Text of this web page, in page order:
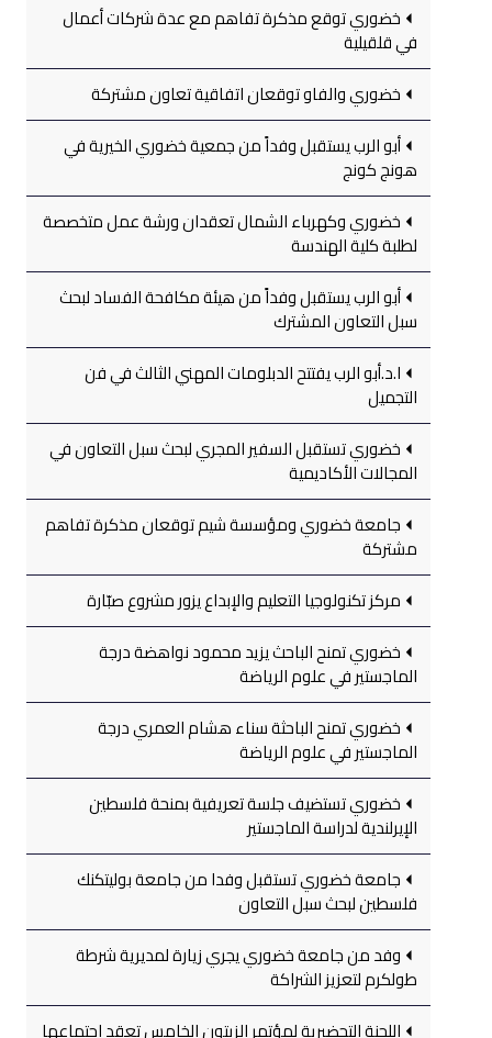
خضوري توقع مذكرة تفاهم مع عدة شركات أعمال
في قلقيلية
خضوري والفاو توقعان اتفاقية تعاون مشتركة
أبو الرب يستقبل وفداً من جمعية خضوري الخيرية في
هونج كونج
خضوري وكهرباء الشمال تعقدان ورشة عمل متخصصة
لطلبة كلية الهندسة
أبو الرب يستقبل وفداً من هيئة مكافحة الفساد لبحث
سبل التعاون المشترك
ا.د.أبو الرب يفتتح الدبلومات المهني الثالث في فن
التجميل
خضوري تستقبل السفير المجري لبحث سبل التعاون في
المجالات الأكاديمية
جامعة خضوري ومؤسسة شيم توقعان مذكرة تفاهم
مشتركة
مركز تكنولوجيا التعليم والإبداع يزور مشروع صبّارة
خضوري تمنح الباحث يزيد محمود نواهضة درجة
الماجستير في علوم الرياضة
خضوري تمنح الباحثة سناء هشام العمري درجة
الماجستير في علوم الرياضة
خضوري تستضيف جلسة تعريفية بمنحة فلسطين
الإيرلندية لدراسة الماجستير
جامعة خضوري تستقبل وفدا من جامعة بوليتكنك
فلسطين لبحث سبل التعاون
وفد من جامعة خضوري يجري زيارة لمديرية شرطة
طولكرم لتعزيز الشراكة
اللجنة التحضيرية لمؤتمر الزيتون الخامس تعقد اجتماعها